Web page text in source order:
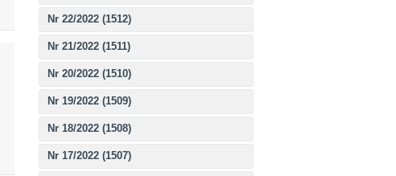
Nr 22/2022 (1512)
Nr 21/2022 (1511)
Nr 20/2022 (1510)
Nr 19/2022 (1509)
Nr 18/2022 (1508)
Nr 17/2022 (1507)